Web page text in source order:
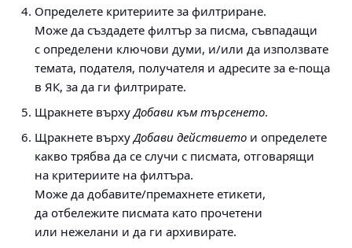
Определете критериите за филтриране.
Може да създадете филтър за писма, съвпадащи
с определени ключови думи, и/или да използвате
темата, подателя, получателя и адресите за е-поща
в ЯК, за да ги филтрирате.
Щракнете върхуДобави към търсенето.
Щракнете върхуДобави действието и определете
какво трябва да се случи с писмата, отговарящи
на критериите на филтъра.
Може да добавите/премахнете етикети,
да отбележите писмата като прочетени
или нежелани и да ги архивирате.